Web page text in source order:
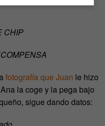
CHIP
fotografía que Juan le hizo
la coge y la pega bajo
sigue dando datos: